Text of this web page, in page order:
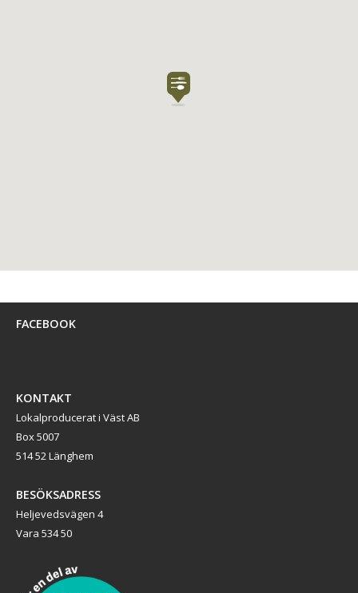
FACEBOOK
KONTAKT
Lokalproducerat i Väst AB
Box 5007
514 52 Länghem
BESÖKSADRESS
Heljevedsvägen 4
Vara 534 50